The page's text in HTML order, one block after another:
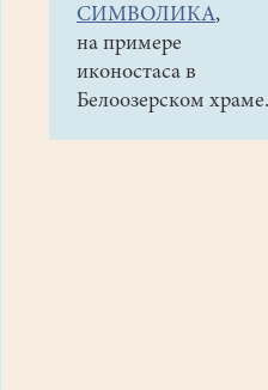
читальном
зале
городской
СИМВОЛИКА,
на примере
иконостаса в
Белоозерском храме.